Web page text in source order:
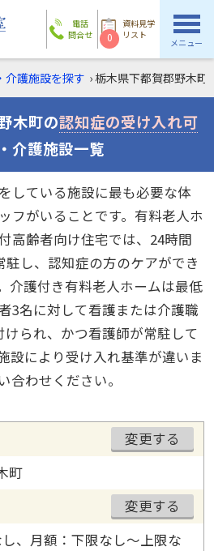
電話
問合せ
資料見学
リスト
0 メニュー
介護施設を探す ›栃木県下都賀郡野木町
木町の認知症の受け入れ可
介護施設一覧
している施設に最も必要な体
フがいることです。有料老人ホ
高齢者向け住宅では、24時間
し、認知症の方のケアができ
介護付き有料老人ホームは最低
3名に対して看護または介護職
られ、かつ看護師が常駐して
設により受け入れ基準が違いま
合わせください。
変更する
町
変更する
、月額：下限なし〜上限な